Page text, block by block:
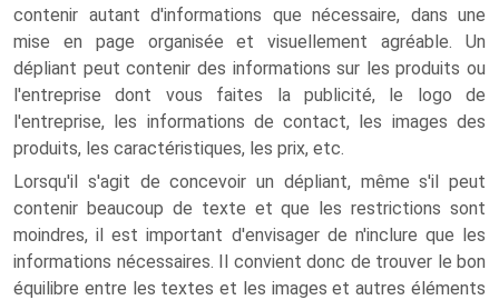
contenir autant d'informations que nécessaire, dans une
mise en page organisée et visuellement agréable. Un
dépliant peut contenir des informations sur les produits ou
l'entreprise dont vous faites la publicité, le logo de
l'entreprise, les informations de contact, les images des
produits, les caractéristiques, les prix, etc.
Lorsqu'il s'agit de concevoir un dépliant, même s'il peut
contenir beaucoup de texte et que les restrictions sont
moindres, il est important d'envisager de n'inclure que les
informations nécessaires. Il convient donc de trouver le bon
équilibre entre les textes et les images et autres éléments